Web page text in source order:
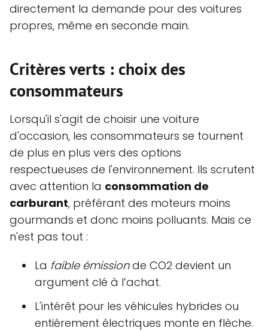
directement la demande pour des voitures
propres, même en seconde main.
Critères verts : choix des
consommateurs
Lorsqu'il s'agit de choisir une voiture
d'occasion, les consommateurs se tournent
de plus en plus vers des options
respectueuses de l'environnement. Ils scrutent
avec attention la consommation de
carburant, préférant des moteurs moins
gourmands et donc moins polluants. Mais ce
n'est pas tout :
La faible émissionde CO2 devient un
argument clé à l’achat.
L'intérêt pour les véhicules hybrides ou
entièrement électriques monte en flèche.